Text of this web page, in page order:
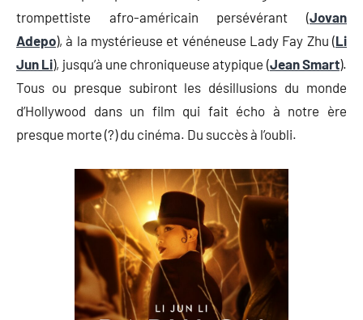
trompettiste afro-américain persévérant (Jovan
Adepo), à la mystérieuse et vénéneuse Lady Fay Zhu (Li
Jun Li), jusqu’à une chroniqueuse atypique (Jean Smart).
Tous ou presque subiront les désillusions du monde
d’Hollywood dans un film qui fait écho à notre ère
presque morte (?) du cinéma. Du succès à l’oubli.